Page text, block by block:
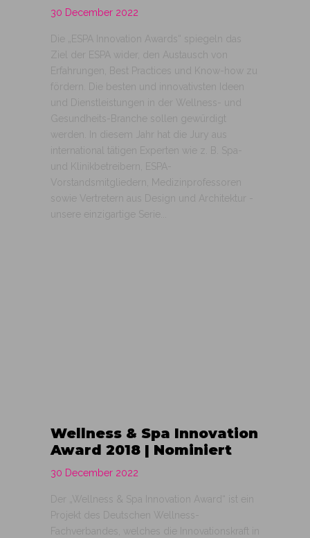
30 December 2022
Die „ESPA Innovation Awards“ spiegeln das
Ziel der ESPA wider, den Austausch von
Erfahrungen, Best Practices und Know-how zu
fördern. Die besten und innovativsten Ideen
und Dienstleistungen in der Wellness- und
Gesundheits-Branche sollen gewürdigt
werden. In diesem Jahr hat die Jury aus
international tätigen Experten wie z. B. Spa-
und Klinikbetreibern, ESPA-
Vorstandsmitgliedern, Medizinprofessoren
sowie Vertretern aus Design und Architektur -
unsere einzigartige Serie...
Wellness & Spa Innovation
Award 2018 | Nominiert
30 December 2022
Der „Wellness & Spa Innovation Award“ ist ein
Projekt des Deutschen Wellness-
Fachverbandes, welches die Innovationskraft in